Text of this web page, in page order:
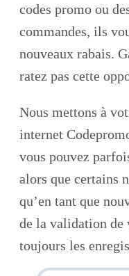
codes promo ou
commandes, ils
nouveaux rabais.
ratez pas cette
Nous mettons à
internet
vous pouvez
alors que certains
qu’en tant que
de la validation de
toujours les